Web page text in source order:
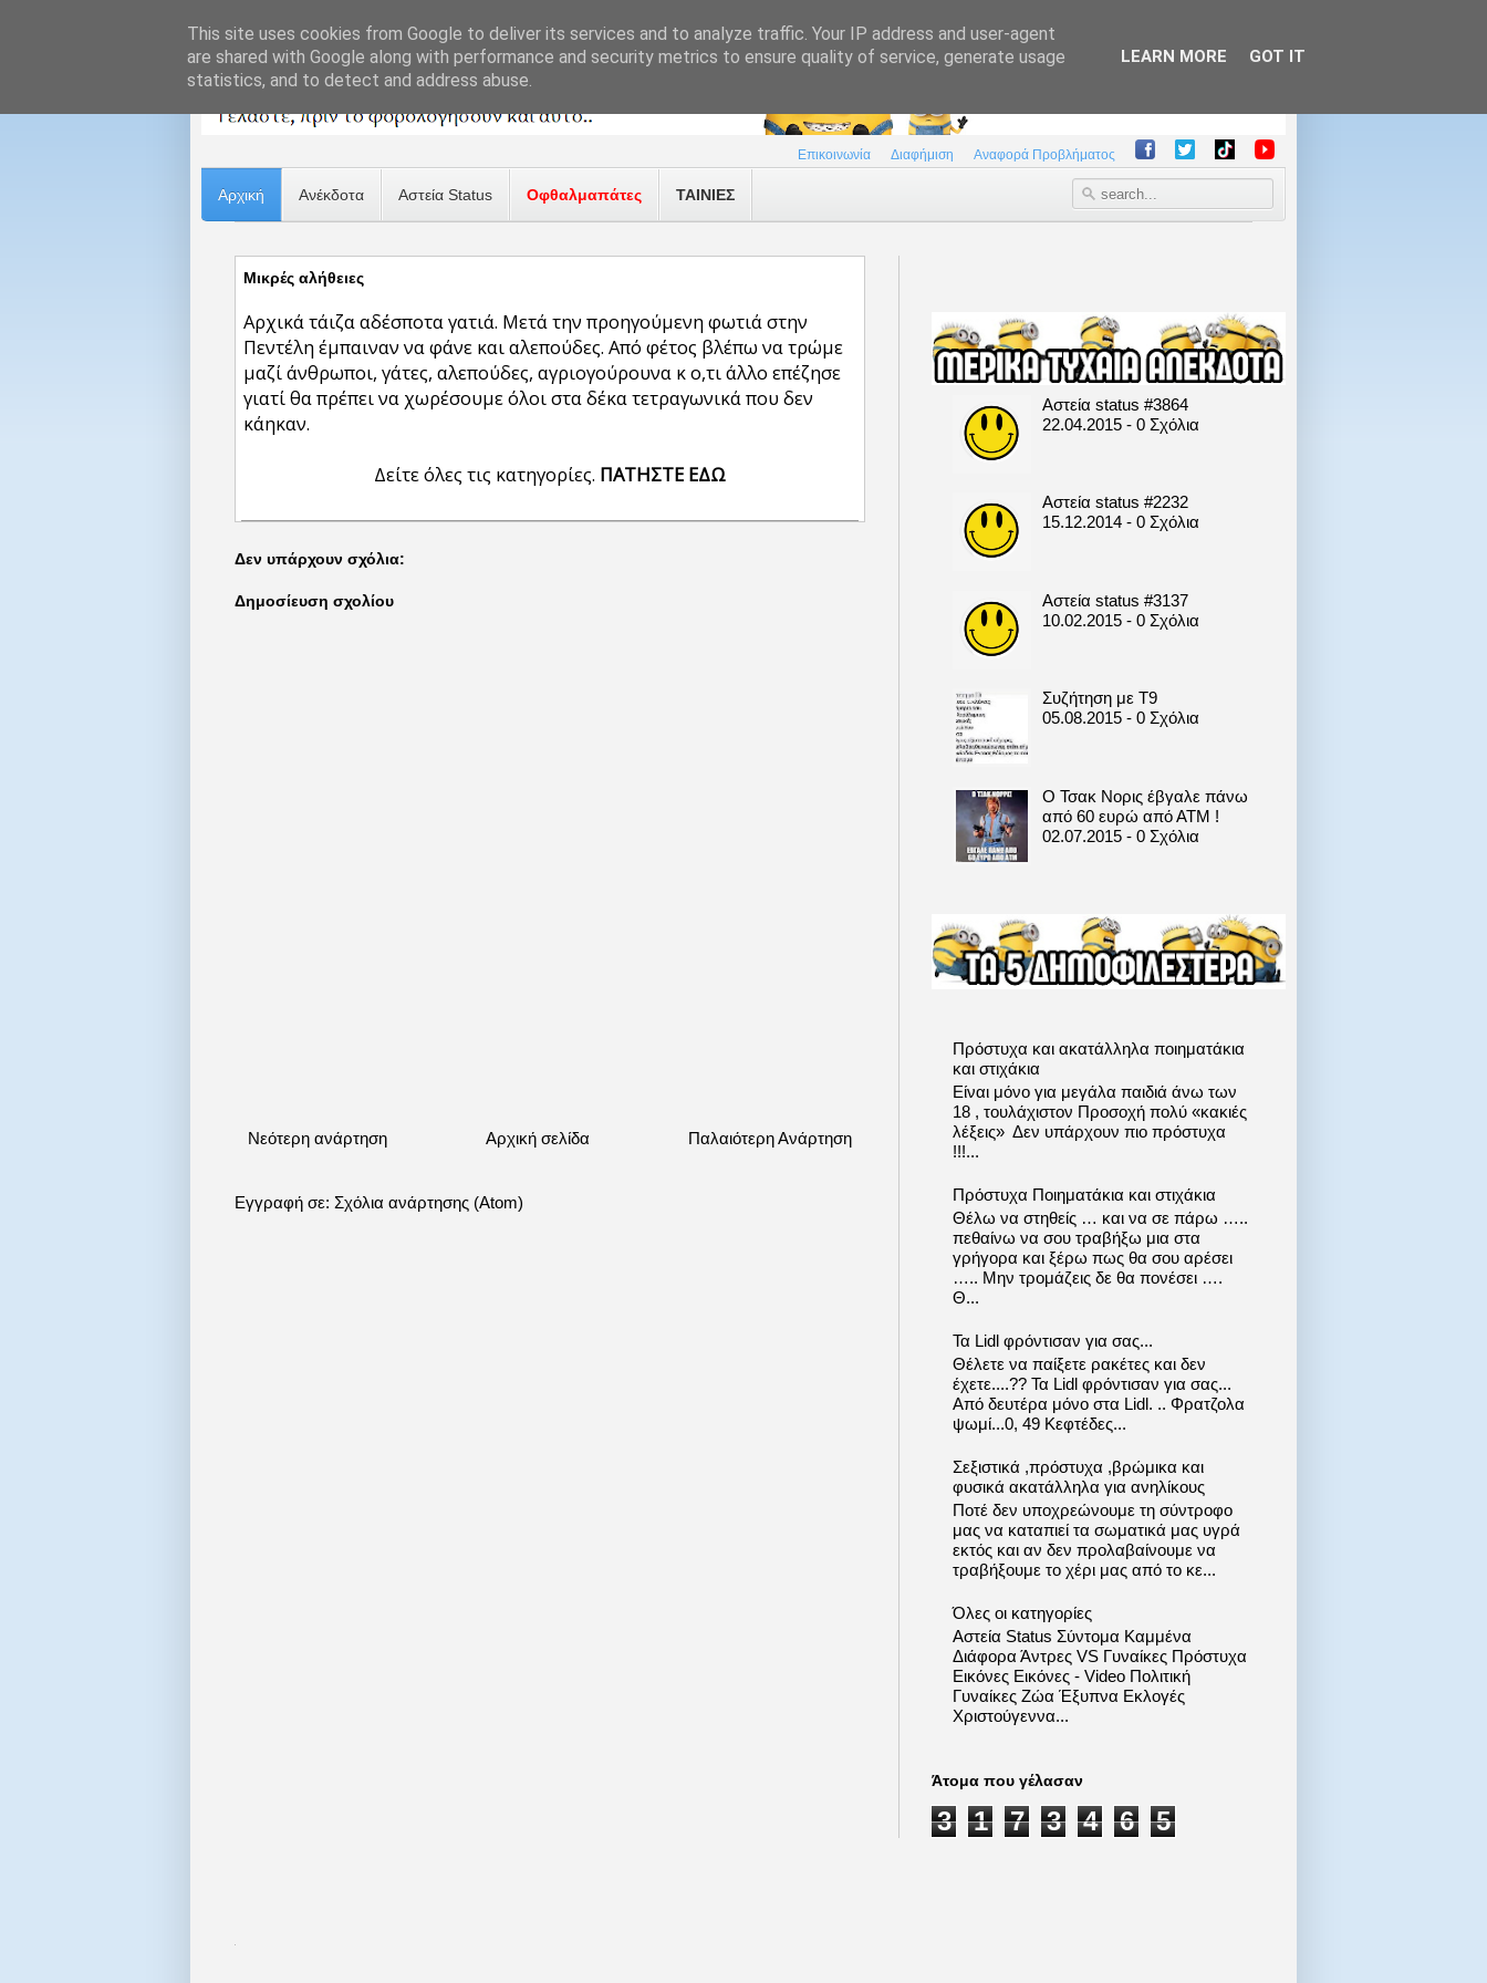
Επικοινωνία Διαφήμιση Αναφορά Προβλήματος
Αρχική Ανέκδοτα Αστεία Status Οφθαλμαπάτες ΤΑΙΝΙΕΣ
Μικρές αλήθειες
Αρχικά τάιζα αδέσποτα γατιά. Μετά την προηγούμενη φωτιά στην
Πεντέλη έμπαιναν να φάνε και αλεπούδες. Από φέτος βλέπω να τρώμε
μαζί άνθρωποι, γάτες, αλεπούδες, αγριογούρουνα κ ο,τι άλλο επέζησε
γιατί θα πρέπει να χωρέσουμε όλοι στα δέκα τετραγωνικά που δεν
κάηκαν.
Δείτε όλες τις κατηγορίες. ΠΑΤΗΣΤΕ ΕΔΩ
Δεν υπάρχουν σχόλια:
Δημοσίευση σχολίου
Νεότερη ανάρτηση Παλαιότερη Ανάρτηση
Αρχική σελίδα
Εγγραφή σε: Σχόλια ανάρτησης (Atom)
Αστεία status #3864
22.04.2015 - 0 Σχόλια
Αστεία status #2232
15.12.2014 - 0 Σχόλια
Αστεία status #3137
10.02.2015 - 0 Σχόλια
Συζήτηση με T9
05.08.2015 - 0 Σχόλια
Ο Τσακ Νορις έβγαλε πάνω
από 60 ευρώ από ΑΤΜ !
02.07.2015 - 0 Σχόλια
Πρόστυχα και ακατάλληλα ποιηματάκια
και στιχάκια
Είναι μόνο για μεγάλα παιδιά άνω των
18 , τουλάχιστον Προσοχή πολύ «κακιές
λέξεις» Δεν υπάρχουν πιο πρόστυχα
!!!...
Πρόστυχα Ποιηματάκια και στιχάκια
Θέλω να στηθείς … και να σε πάρω …..
πεθαίνω να σου τραβήξω μια στα
γρήγορα και ξέρω πως θα σου αρέσει
….. Μην τρομάζεις δε θα πονέσει ….
Θ...
Τα Lidl φρόντισαν για σας...
Θέλετε να παίξετε ρακέτες και δεν
έχετε....?? Τα Lidl φρόντισαν για σας...
Από δευτέρα μόνο στα Lidl. .. Φρατζολα
ψωμί...0, 49 Κεφτέδες...
Σεξιστικά ,πρόστυχα ,βρώμικα και
φυσικά ακατάλληλα για ανηλίκους
Ποτέ δεν υποχρεώνουμε τη σύντροφο
μας να καταπιεί τα σωματικά μας υγρά
εκτός και αν δεν προλαβαίνουμε να
τραβήξουμε το χέρι μας από το κε...
Όλες οι κατηγορίες
Αστεία Status Σύντομα Καμμένα
Διάφορα Άντρες VS Γυναίκες Πρόστυχα
Εικόνες Εικόνες - Video Πολιτική
Γυναίκες Ζώα Έξυπνα Εκλογές
Χριστούγεννα...
Άτομα που γέλασαν
3 1 7 3 4 6 5
This site uses cookies from Google to deliver its services and to analyze traffic. Your IP address and user-agent
are shared with Google along with performance and security metrics to ensure quality of service, generate usage
statistics, and to detect and address abuse.
LEARN MORE GOT IT